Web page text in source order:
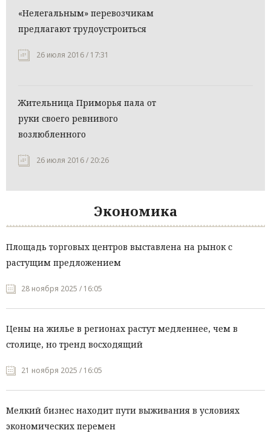
«Нелегальным» перевозчикам
предлагают трудоустроиться
26 июля 2016 / 17:31
Жительница Приморья пала от
руки своего ревнивого
возлюбленного
26 июля 2016 / 20:26
Экономика
Площадь торговых центров выставлена на рынок с
растущим предложением
28 ноября 2025 / 16:05
Цены на жилье в регионах растут медленнее, чем в
столице, но тренд восходящий
21 ноября 2025 / 16:05
Мелкий бизнес находит пути выживания в условиях
экономических перемен